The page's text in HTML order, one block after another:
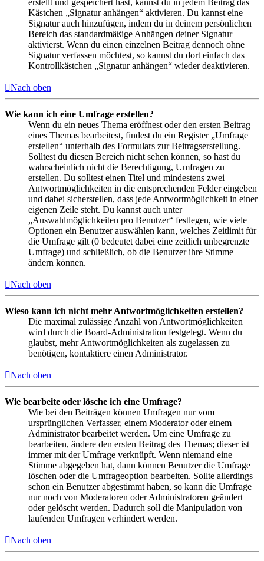
erstellt und gespeichert hast, kannst du in jedem Beitrag das
Kästchen „Signatur anhängen“ aktivieren. Du kannst eine
Signatur auch hinzufügen, indem du in deinem persönlichen
Bereich das standardmäßige Anhängen deiner Signatur
aktivierst. Wenn du einen einzelnen Beitrag dennoch ohne
Signatur verfassen möchtest, so kannst du dort einfach das
Kontrollkästchen „Signatur anhängen“ wieder deaktivieren.
Nach oben
Wie kann ich eine Umfrage erstellen?
Wenn du ein neues Thema eröffnest oder den ersten Beitrag
eines Themas bearbeitest, findest du ein Register „Umfrage
erstellen“ unterhalb des Formulars zur Beitragserstellung.
Solltest du diesen Bereich nicht sehen können, so hast du
wahrscheinlich nicht die Berechtigung, Umfragen zu
erstellen. Du solltest einen Titel und mindestens zwei
Antwortmöglichkeiten in die entsprechenden Felder eingeben
und dabei sicherstellen, dass jede Antwortmöglichkeit in einer
eigenen Zeile steht. Du kannst auch unter
„Auswahlmöglichkeiten pro Benutzer“ festlegen, wie viele
Optionen ein Benutzer auswählen kann, welches Zeitlimit für
die Umfrage gilt (0 bedeutet dabei eine zeitlich unbegrenzte
Umfrage) und schließlich, ob die Benutzer ihre Stimme
ändern können.
Nach oben
Wieso kann ich nicht mehr Antwortmöglichkeiten erstellen?
Die maximal zulässige Anzahl von Antwortmöglichkeiten
wird durch die Board-Administration festgelegt. Wenn du
glaubst, mehr Antwortmöglichkeiten als zugelassen zu
benötigen, kontaktiere einen Administrator.
Nach oben
Wie bearbeite oder lösche ich eine Umfrage?
Wie bei den Beiträgen können Umfragen nur vom
ursprünglichen Verfasser, einem Moderator oder einem
Administrator bearbeitet werden. Um eine Umfrage zu
bearbeiten, ändere den ersten Beitrag des Themas; dieser ist
immer mit der Umfrage verknüpft. Wenn niemand eine
Stimme abgegeben hat, dann können Benutzer die Umfrage
löschen oder die Umfrageoption bearbeiten. Sollte allerdings
schon ein Benutzer abgestimmt haben, so kann die Umfrage
nur noch von Moderatoren oder Administratoren geändert
oder gelöscht werden. Dadurch soll die Manipulation von
laufenden Umfragen verhindert werden.
Nach oben